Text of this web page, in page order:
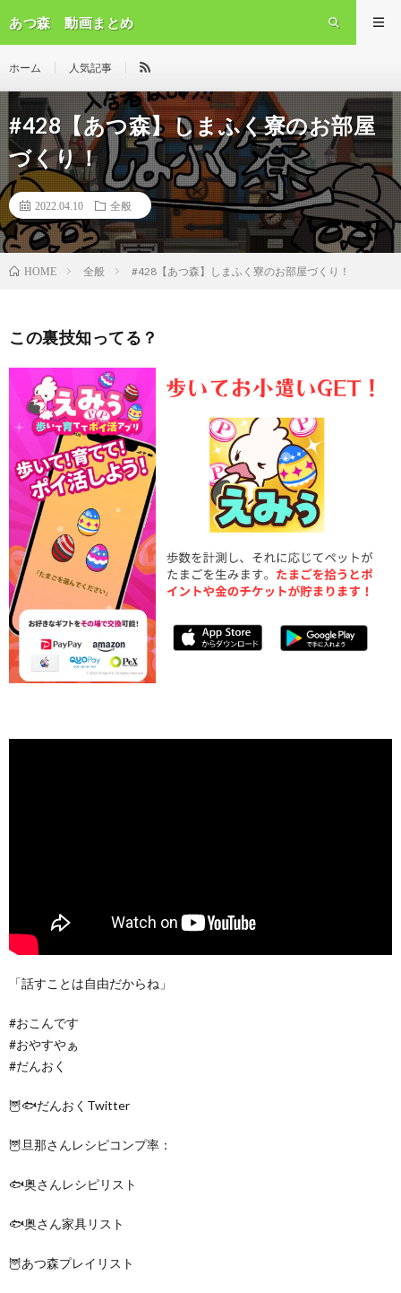
あつ森 動画まとめ
ホーム 人気記事
#428【あつ森】しまふく寮のお部屋
づくり！
2022.04.10 全般
HOME 全般 #428【あつ森】しまふく寮のお部屋づくり！
この裏技知ってる？
「話すことは自由だからね」
#おこんです
#おやすやぁ
#だんおく
🦉🐟だんおくTwitter
🦉旦那さんレシピコンプ率：
🐟奥さんレシピリスト
🐟奥さん家具リスト
🦉あつ森プレイリスト